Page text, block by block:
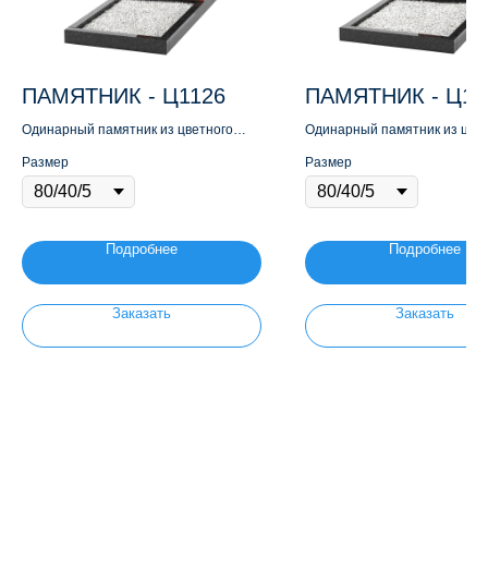
ПАМЯТНИК - Ц1126
Одинарный памятник из цветного
Размер
Подробнее
Заказать
ПАМЯТНИК -
Одинарный памятник из
Размер
Подробнее
Заказать